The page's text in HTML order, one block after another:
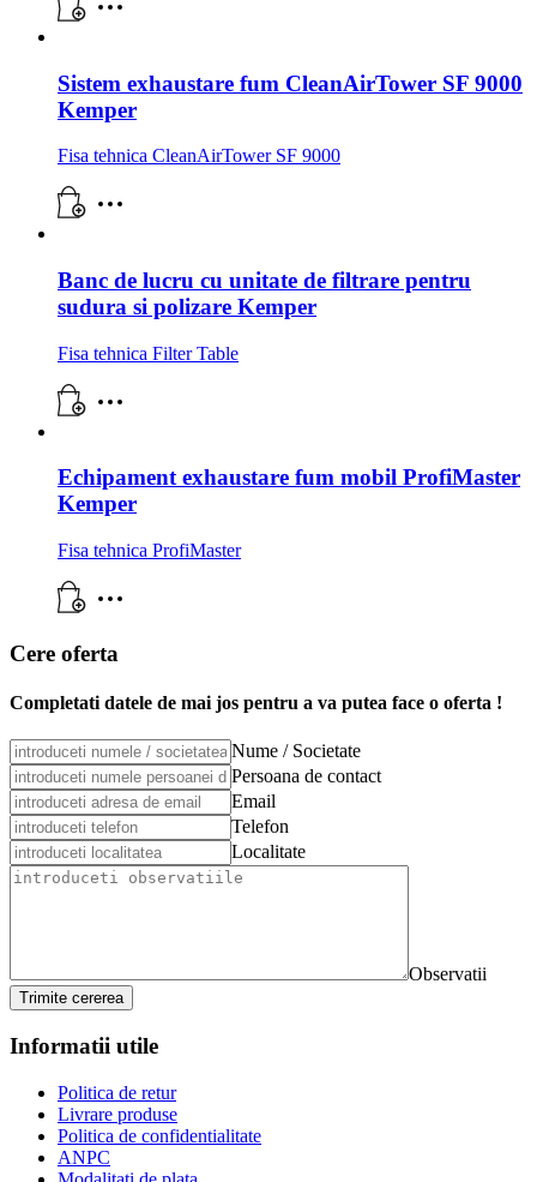
Sistem exhaustare fum CleanAirTower SF 9000
Kemper
Fisa tehnica CleanAirTower SF 9000
Banc de lucru cu unitate de filtrare pentru
sudura si polizare Kemper
Fisa tehnica Filter Table
Echipament exhaustare fum mobil ProfiMaster
Kemper
Fisa tehnica ProfiMaster
Cere oferta
Completati datele de mai jos pentru a va putea face o oferta !
Nume / Societate
Persoana de contact
Email
Telefon
Localitate
Observatii
Trimite cererea
Informatii utile
Politica de retur
Livrare produse
Politica de confidentialitate
ANPC